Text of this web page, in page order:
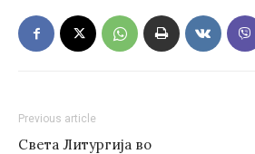
Previous article
Света Литургија во